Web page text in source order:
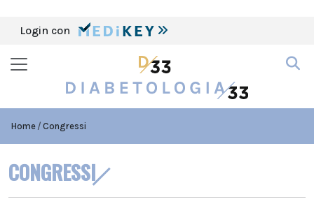
Login con
Home Congressi
CONGRESSI